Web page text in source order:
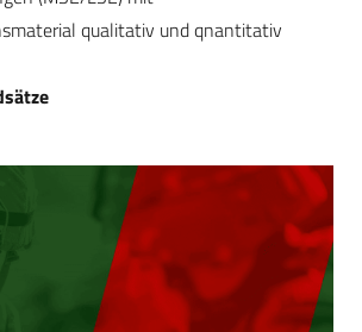
qualitativ und qnantitativ